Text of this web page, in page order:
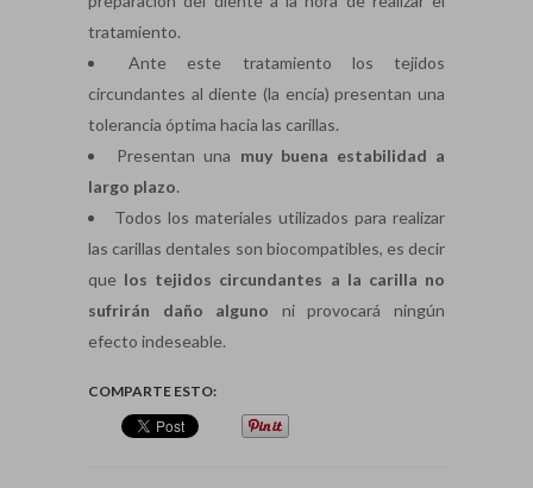
tratamiento.
Ante este tratamiento los tejidos
circundantes al diente (la encía) presentan una
tolerancia óptima hacia las carillas.
Presentan una muy buena estabilidad a
largo plazo.
Todos los materiales utilizados para realizar
las carillas dentales son biocompatibles, es decir
que los tejidos circundantes a la carilla no
sufrirán daño alguno ni provocará ningún
efecto indeseable.
COMPARTE ESTO: